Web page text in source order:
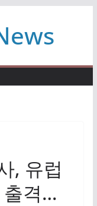
, 유럽
출격…